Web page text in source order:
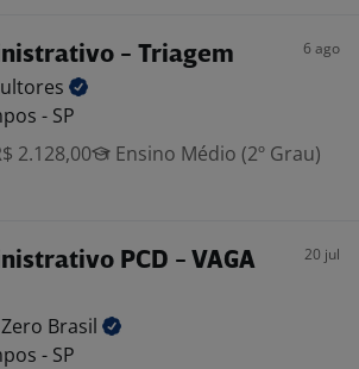
- Triagem 6 ago
- SP
2.128,00
Ensino Médio (2º Grau)
PCD - VAGA
20 jul
Brasil
- SP